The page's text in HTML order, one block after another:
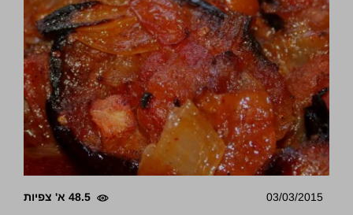
03/03/2015 48.5 א' צפיות